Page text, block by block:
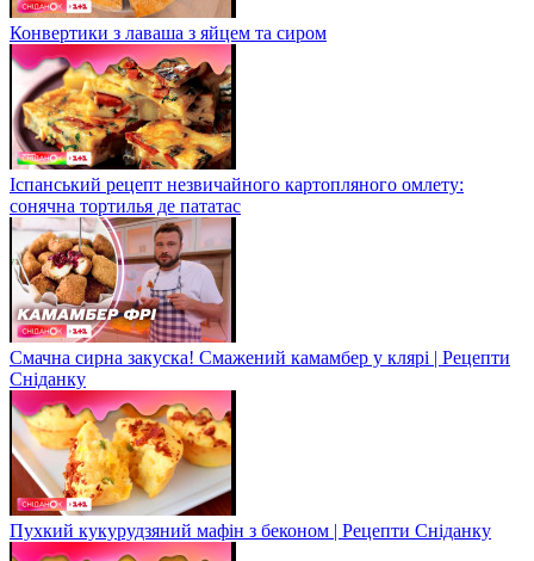
Конвертики з лаваша з яйцем та сиром
Іспанський рецепт незвичайного картопляного омлету:
сонячна тортилья де пататас
Смачна сирна закуска! Смажений камамбер у клярі | Рецепти
Сніданку
Пухкий кукурудзяний мафін з беконом | Рецепти Сніданку